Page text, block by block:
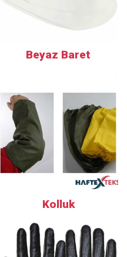
Beyaz Baret
Kolluk